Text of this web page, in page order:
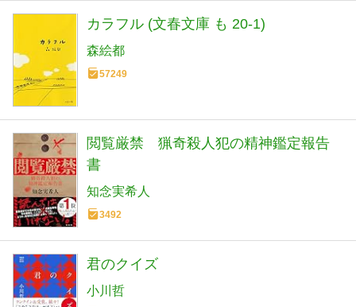
カラフル (文春文庫 も 20-1)
森絵都
57249
閲覧厳禁 猟奇殺人犯の精神鑑定報告
書
知念実希人
3492
君のクイズ
小川哲